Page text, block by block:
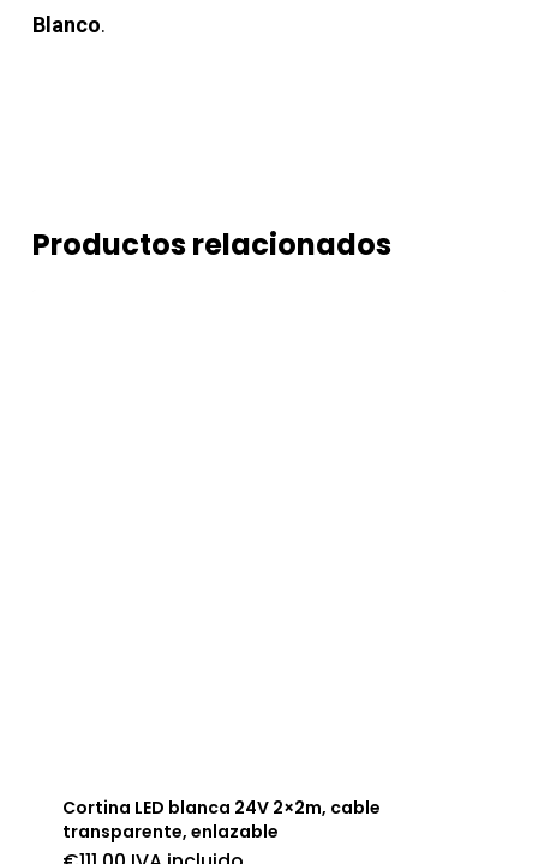
Blanco.
Productos relacionados
Cortina LED blanca 24V 2×2m, cable
transparente, enlazable